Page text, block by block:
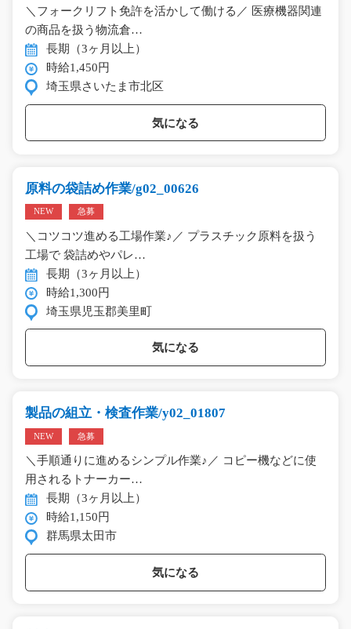
＼フォークリフト免許を活かして働ける／ 医療機器関連
の商品を扱う物流倉…
長期（3ヶ月以上）
時給1,450円
埼玉県さいたま市北区
気になる
原料の袋詰め作業/g02_00626
NEW 急募
＼コツコツ進める工場作業♪／ プラスチック原料を扱う
工場で 袋詰めやパレ…
長期（3ヶ月以上）
時給1,300円
埼玉県児玉郡美里町
気になる
製品の組立・検査作業/y02_01807
NEW 急募
＼手順通りに進めるシンプル作業♪／ コピー機などに使
用されるトナーカー…
長期（3ヶ月以上）
時給1,150円
群馬県太田市
気になる